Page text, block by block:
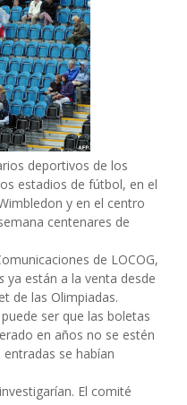
deportivos de los
estadios de fútbol, en el
y en el centro
centenares de
de LOCOG,
ya están a la venta desde
de las Olimpiadas.
ser que las boletas
en años no se estén
se habían
El comité